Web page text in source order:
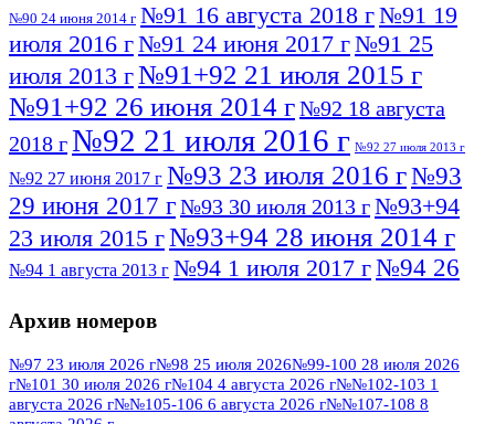
№90 24 июня 2014 г №91 16 августа 2018 г№91 19
июля 2016 г№91 24 июня 2017 г№91 25
июля 2013 г№91+92 21 июля 2015 г
№91+92 26 июня 2014 г№92 18 августа
2018 г№92 21 июля 2016 г №92 27 июля 2013 г
№92 27 июня 2017 г №93 23 июля 2016 г№93
29 июня 2017 г№93 30 июля 2013 г№93+94
23 июля 2015 г№93+94 28 июня 2014 г
№94 1 августа 2013 г №94 1 июля 2017 г№94 26
№95 7 августа 2012 г
№95 28 июля 2016 г №95+96 3 августа
2013 г№96 6 июля 2017 г№96 9 августа
Архив номеров
№97 23 июля 2026 г№98 25 июля 2026№99-100 28 июля 2026
г№101 30 июля 2026 г№104 4 августа 2026 г№№102-103 1
августа 2026 г№№105-106 6 августа 2026 г№№107-108 8